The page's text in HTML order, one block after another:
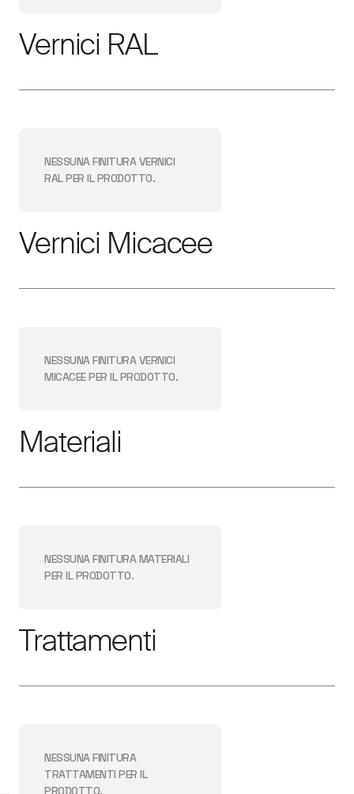
Vernici RAL
NESSUNA FINITURAVERNICI
RALPER IL PRODOTTO.
Vernici Micacee
NESSUNA FINITURAVERNICI
MICACEEPER IL PRODOTTO.
Materiali
NESSUNA FINITURAMATERIALI
PER IL PRODOTTO.
Trattamenti
NESSUNA FINITURA
TRATTAMENTI PER IL
PRODOTTO.